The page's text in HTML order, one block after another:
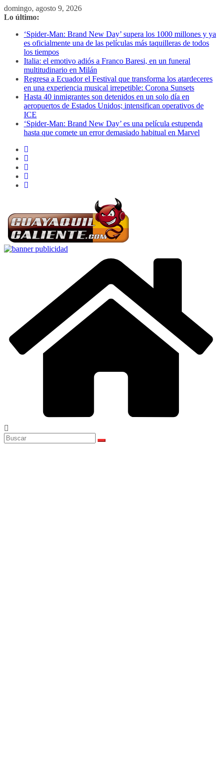
Saltar
al
domingo, agosto 9, 2026
Lo último:
‘Spider-Man: Brand New Day’ supera los 1000 millones y ya
es oficialmente una de las películas más taquilleras de todos
los tiempos
Italia: el emotivo adiós a Franco Baresi, en un funeral
multitudinario en Milán
Regresa a Ecuador el Festival que transforma los atardeceres
en una experiencia musical irrepetible: Corona Sunsets
Hasta 40 inmigrantes son detenidos en un solo día en
aeropuertos de Estados Unidos; intensifican operativos de
ICE
‘Spider-Man: Brand New Day’ es una película estupenda
hasta que comete un error demasiado habitual en Marvel